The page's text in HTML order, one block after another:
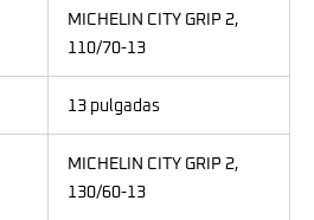
MICHELIN CITY GRIP 2,
110/70-13
13 pulgadas
MICHELIN CITY GRIP 2,
130/60-13